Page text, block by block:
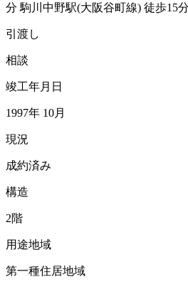
分 駒川中野駅(大阪谷町線) 徒歩15分
引渡し
相談
竣工年月日
1997年 10月
現況
成約済み
構造
2階
用途地域
第一種住居地域